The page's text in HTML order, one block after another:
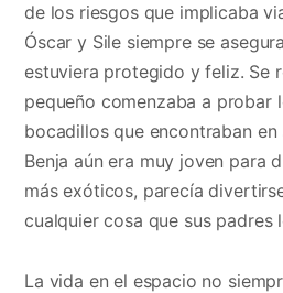
de los riesgos que implicaba
Óscar y Sile siempre se
estuviera protegido y feliz. Se
pequeño comenzaba a probar
bocadillos que encontraban en
Benja aún era muy joven para
más exóticos, parecía
cualquier cosa que sus padres
La vida en el espacio no